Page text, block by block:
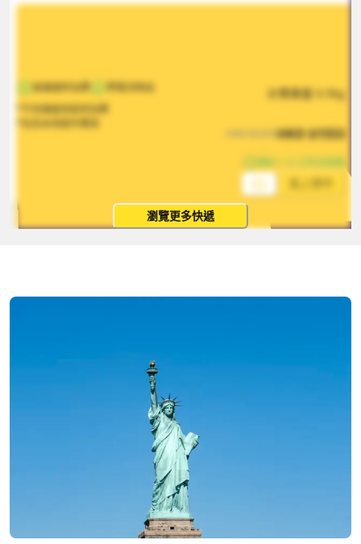
無偏遠附加費
帶電池物品
*不含偏遠地區附加費
*包含本地取件費用
計費重量 0.5kg
2330HKD$1553
預計 1-5 工作日到達
瀏覽更多快遞